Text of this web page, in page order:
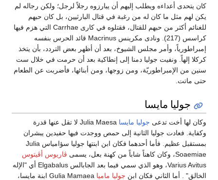
كان يتحدى أعداءه ويطلب إليهم أن يبارزوه رجلاً لرجل؛ ولكن رجاله لم
يكن لهم مثل ما كان له من رغبة في قتال البارثيين، بل كان حبهم
للغنائم أكثر من حبهم للقتال، فقتلوه في كارى Carrhae التي هزم فيها
كراسس (217). ونادى مكرينس Macrinus قائد الحرس بنفسه
إمبراطورياً، وأمر مجلس الشيوخ، بعد أن أظهر بعض التردد، بأن يتخذ
كركلا إلهاً. ونفيت جوليا دمنا إلى إنطاكية بعد أن حرمت في خلال ست
سنين من الإمبراطوريّة، ومن زوجها، ومن أبنائها، فأضربت عن الطعام
حتى ماتت.
جوليا مايسا
وكان لها أخت تدعى جوليا مايسا
Julia Maesa لا تقل عنها قدرة
وكفاية. فعادت جوليا الثانية إلى حمص ووجدت فيها حفيدين يبشران
بمستقبل عظيم. فأما أحدهما فكان ابن ابنتها جوليا سؤامياس Julia
Soaemiae، وكان كاهناً شاباً من كهنة بعل، يسمى
ڤاريوس أڤيتوس
Varius Avitus، وهو الذي سمي فيما بعد الجابالس Elgabalus أي "الإله
الخالق" . أما الثاني فكان ابن جوليا ماميا
Gulia Mamaea ابنة مايسا،